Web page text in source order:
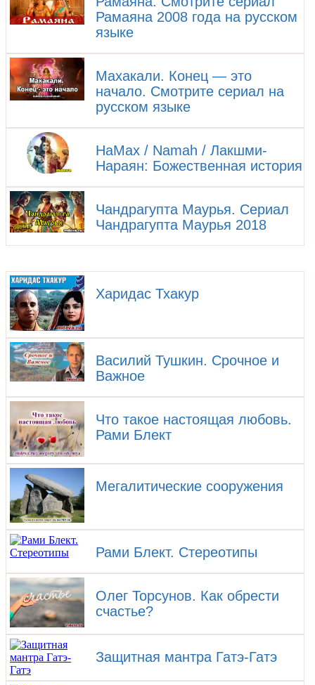
Рамаяна 2008 года на русском
языке
Махакали. Конец — это
начало. Смотрите сериал на
русском языке
НаМах / Namah / Лакшми-
Нараян: Божественная история
Чандрагупта Маурья. Сериал
Чандрагупта Маурья 2018
Харидас Тхакур
Василий Тушкин. Срочное и
Важное
Что такое настоящая любовь.
Рами Блект
Мегалитические сооружения
Рами Блект. Стереотипы
Олег Торсунов. ​Как обрести
счастье?
Защитная мантра Гатэ-Гатэ